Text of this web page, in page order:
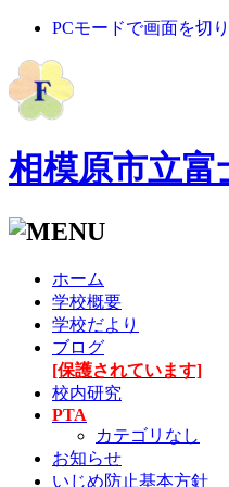
PCモードで画面を切
相模原市立富
ホーム
学校概要
学校だより
ブログ
[保護されています]
校内研究
PTA
カテゴリなし
お知らせ
いじめ防止基本方針